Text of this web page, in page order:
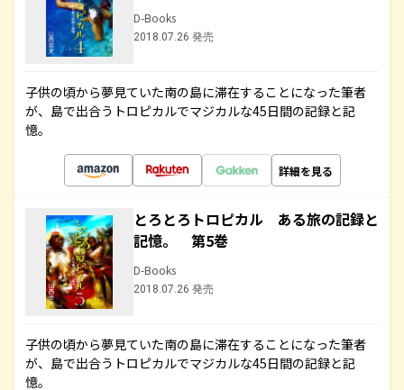
D-Books
2018.07.26 発売
子供の頃から夢見ていた南の島に滞在することになった筆者
が、島で出合うトロピカルでマジカルな45日間の記録と記
憶。
詳細を見る
とろとろトロピカル ある旅の記録と
記憶。 第5巻
D-Books
2018.07.26 発売
子供の頃から夢見ていた南の島に滞在することになった筆者
が、島で出合うトロピカルでマジカルな45日間の記録と記
憶。